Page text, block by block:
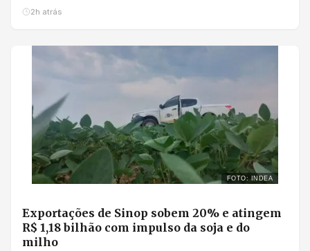
2h atrás
FOTO: INDEA
Exportações de Sinop sobem 20% e atingem
R$ 1,18 bilhão com impulso da soja e do
milho